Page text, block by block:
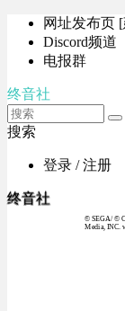
网址发布页
Discord频道
电报群
终音社
搜索
登录 / 注册
终音社
© SEGA / ©
Media, INC.